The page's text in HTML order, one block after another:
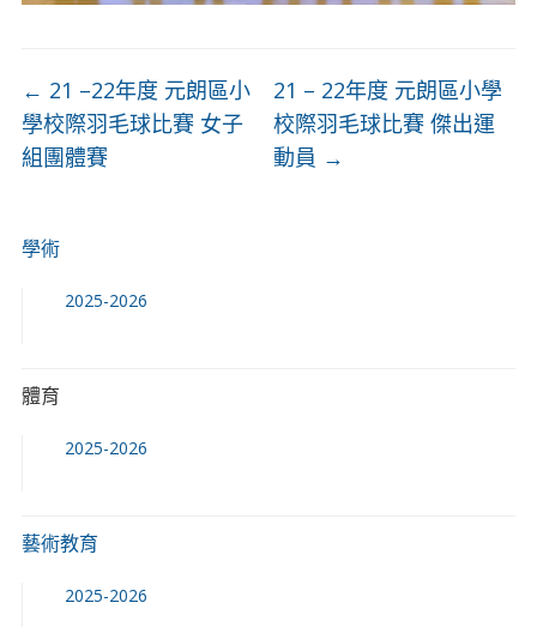
學術
2025-2026
體育
2025-2026
藝術教育
2025-2026
← 21 –22年度 元朗區小
學校際羽毛球比賽 女子
組團體賽
21 – 22年度 元朗區小學
校際羽毛球比賽 傑出運
動員 →